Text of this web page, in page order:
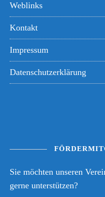
Weblinks
Kontakt
Impressum
Datenschutzerklärung
Sie möchten unseren
gerne unterstützen?